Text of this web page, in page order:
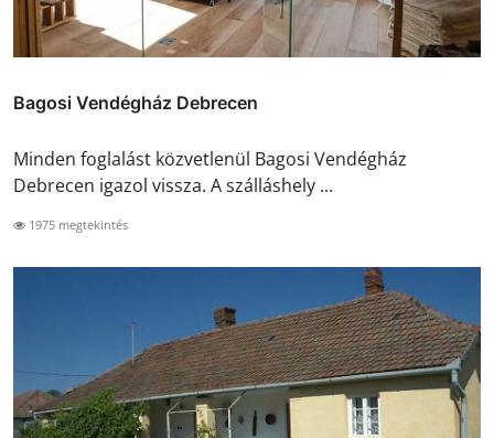
Bagosi Vendégház Debrecen
Minden foglalást közvetlenül Bagosi Vendégház
Debrecen igazol vissza. A szálláshely ...
1975 megtekintés